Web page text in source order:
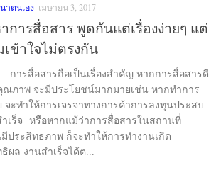
าตนเอง เมษายน 3, 2017
การสื่อสาร พูดกันแต่เรื่องง่ายๆ แต่
ข้าใจไม่ตรงกัน
อสารถือเป็นเรื่องสำคัญ หากการสื่อสารดี
ณภาพ จะมีประโยชน์มากมายเช่น หากทำการ
จะทำให้การเจรจาทางการค้าการลงทุนประสบ
เร็จ หรือหากแม้ว่าการสื่อสารในสถานที่
ประสิทธภาพ ก็จะทำให้การทำงานเกิด
ผล งานสำเร็จได้ต...